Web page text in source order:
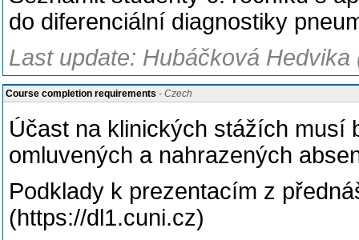
do diferenciální diagnostiky
Last update: Hubáčková Hedvika
Course completion requirements - Czech
Účast na klinických stážích musí
omluvených a nahrazených
Podklady k prezentacím z
(https://dl1.cuni.cz)